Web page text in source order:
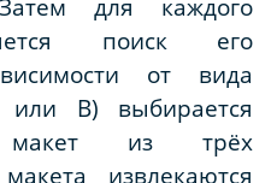
для каждого
поиск его
от вида
В) выбирается
макет из трёх
извлекаются